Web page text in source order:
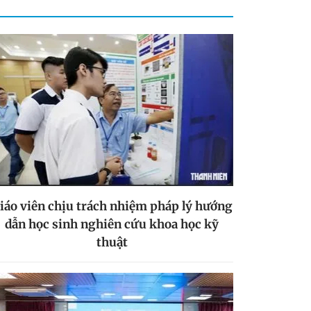
viên chịu trách nhiệm pháp lý hướng
dẫn học sinh nghiên cứu khoa học kỹ
thuật